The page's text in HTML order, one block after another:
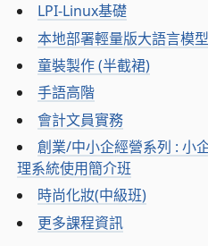
LPI-Linux基礎
本地部署輕量版大語言模
童裝製作 (半截裙)
手語高階
會計文員實務
創業/中小企經營系列 : 小
理系統使用簡介班
時尚化妝(中級班)
更多課程資訊